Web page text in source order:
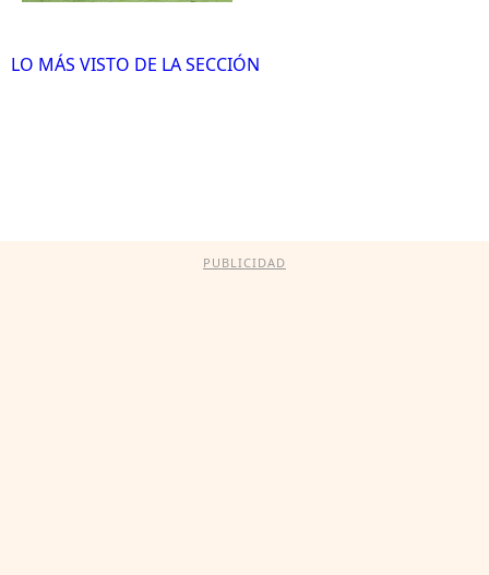
LO MÁS VISTO DE LA SECCIÓN
PUBLICIDAD